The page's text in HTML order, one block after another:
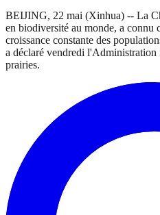
BEIJING, 22 mai (Xinhua) -- La
en biodiversité au monde, a connu
croissance constante des
a déclaré vendredi l'Administration
prairies.